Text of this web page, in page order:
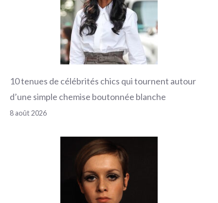
10 tenues de célébrités chics qui tournent autour
d’une simple chemise boutonnée blanche
8 août 2026